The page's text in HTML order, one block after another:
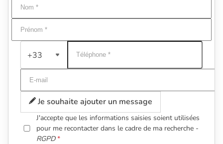
+33
Je souhaite ajouter un message
J'accepte que les informations saisies soient utilisées
pour me recontacter dans le cadre de ma recherche -
RGPD